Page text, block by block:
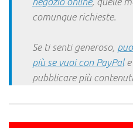
comunque richieste.
Se ti senti generoso,
più se vuoi con PayPale
pubblicare più